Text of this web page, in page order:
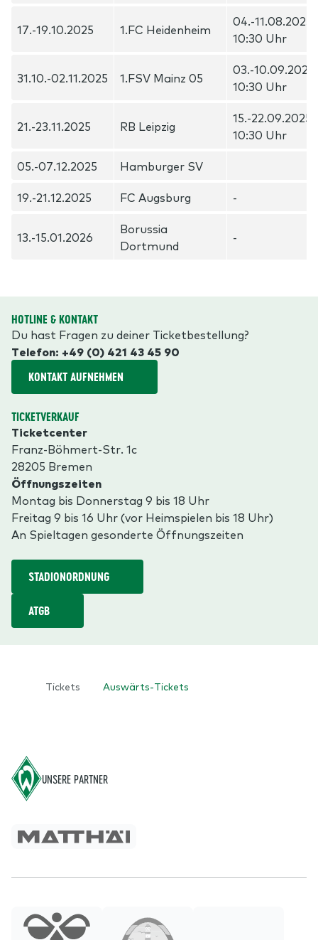
17.-19.10.2025 1.FC Heidenheim
04.-11.08.2025,
10:30 Uhr
31.10.-02.11.2025 1.FSV Mainz 05
03.-10.09.2025,
10:30 Uhr
21.-23.11.2025 RB Leipzig
15.-22.09.2025,
10:30 Uhr
05.-07.12.2025
Hamburger SV
19.-21.12.2025
FC Augsburg -
13.-15.01.2026
Borussia
Dortmund
-
HOTLINE & KONTAKT
Du hast Fragen zu deiner Ticketbestellung?
Telefon: +49 (0) 421 43 45 90
KONTAKT AUFNEHMEN
TICKETVERKAUF
Ticketcenter
Franz-Böhmert-Str. 1c
28205 Bremen
Öffnungszeiten
Montag bis Donnerstag 9 bis 18 Uhr
Freitag 9 bis 16 Uhr (vor Heimspielen bis 18 Uhr)
An Spieltagen gesonderte Öffnungszeiten
STADIONORDNUNG
ATGB
Tickets Auswärts-Tickets
UNSERE PARTNER